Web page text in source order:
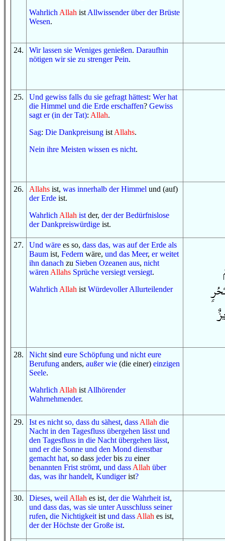
Wahrlich Allah ist Allwissender über der Brüste
Wesen.
24. Wir lassen sie Weniges genießen. Daraufhin
nötigen wir sie zu strenger Pein.
25. Und gewiss falls du sie gefragt hättest: Werhat
die Himmel und die Erde erschaffen? Gewiss
sagt er (in der Tat): Allah.
Sag: Die Dankpreisung ist Allahs.
Nein ihre Meisten wissen es nicht.
26. Allahs ist, was innerhalb der Himmel und (auf)
der Erde ist.
Wahrlich Allah ist der, der der Bedürfnislose
der Dankpreiswürdige ist.
27. Und wäre es so, dass das, was auf der Erde als
Baum ist, Federn wäre, und das Meer, er weitet
ihn danach zu Sieben Ozeanen aus, nicht
wären Allahs Sprüche versiegt versiegt.
Wahrlich Allah ist Würdevoller Allurteilender
28. Nicht sind eure Schöpfung und nicht eure
Berufung anders, außer wie (die einer) einzigen
Seele.
Wahrlich Allah ist Allhörender
Wahrnehmender.
29. Ist es nicht so, dass du sähest, dass Allah die
Nacht in den Tagesfluss übergehen lässt und
den Tagesfluss in die Nacht übergehen lässt,
und er die Sonne und den Mond dienstbar
gemacht hat, so dass jederbis zu einer
benannten Frist strömt, und dass Allah über
das, was ihr handelt, Kundigerist?
30. Dieses, weil Allah es ist, der die Wahrheit ist,
und dass das, was sie unter Ausschluss seiner
rufen, die Nichtigkeit ist und dass Allah es ist,
der der Höchste der Große ist.